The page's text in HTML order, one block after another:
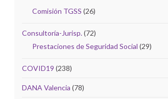
Comisión TGSS (26)
Consultoría-Jurisp.(72)
Prestaciones de Seguridad Social (29)
COVID19 (238)
DANA Valencia (78)